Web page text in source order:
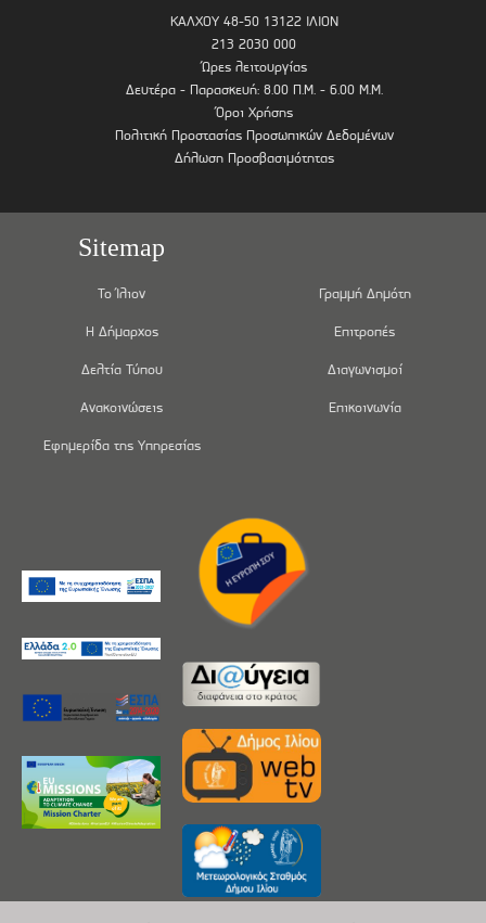
ΚΑΛΧΟΥ 48-50 13122 ΙΛΙΟΝ
213 2030 000
Ώρες λειτουργίας
Δευτέρα - Παρασκευή: 8.00 Π.Μ. - 6.00 Μ.Μ.
Όροι Χρήσης
Πολιτική Προστασίας Προσωπικών Δεδομένων
Δήλωση Προσβασιμότητας
Sitemap
Το Ίλιον
Η Δήμαρχος
Δελτία Τύπου
Ανακοινώσεις
Εφημερίδα της Υπηρεσίας
Γραμμή Δημότη
Επιτροπές
Διαγωνισμοί
Επικοινωνία